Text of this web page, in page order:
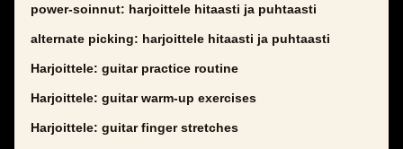
power-soinnut: harjoittele hitaasti ja puhtaasti
alternate picking: harjoittele hitaasti ja puhtaasti
Harjoittele: guitar practice routine
Harjoittele: guitar warm-up exercises
Harjoittele: guitar finger stretches